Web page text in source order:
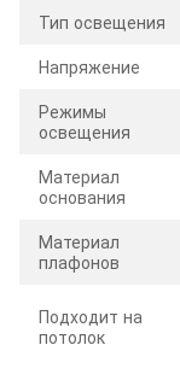
Тип освещения
Напряжение
Режимы
освещения
Материал
основания
Материал
плафонов
Подходит на
потолок